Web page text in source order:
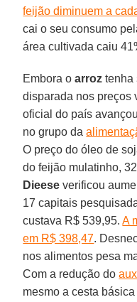
feijão diminuem a
cai o seu consumo
área cultivada caiu
Embora oarroz tenha
disparada nos preços
oficial do país
no grupo da
O preço do óleo de
do feijão mulatinho,
Dieese verificou
17 capitais
custava R$ 539,95.A
em R$ 398,47.
nos alimentos pesa
Com a redução do
mesmo a cesta